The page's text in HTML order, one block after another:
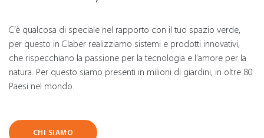
C’è qualcosa di speciale nel rapporto con il tuo spazio verde,
per questo in Claber realizziamo sistemi e prodotti innovativi,
che rispecchiano la passione per la tecnologia e l’amore per la
natura. Per questo siamo presenti in milioni di giardini, in oltre 80
Paesi nel mondo.
CHI SIAMO